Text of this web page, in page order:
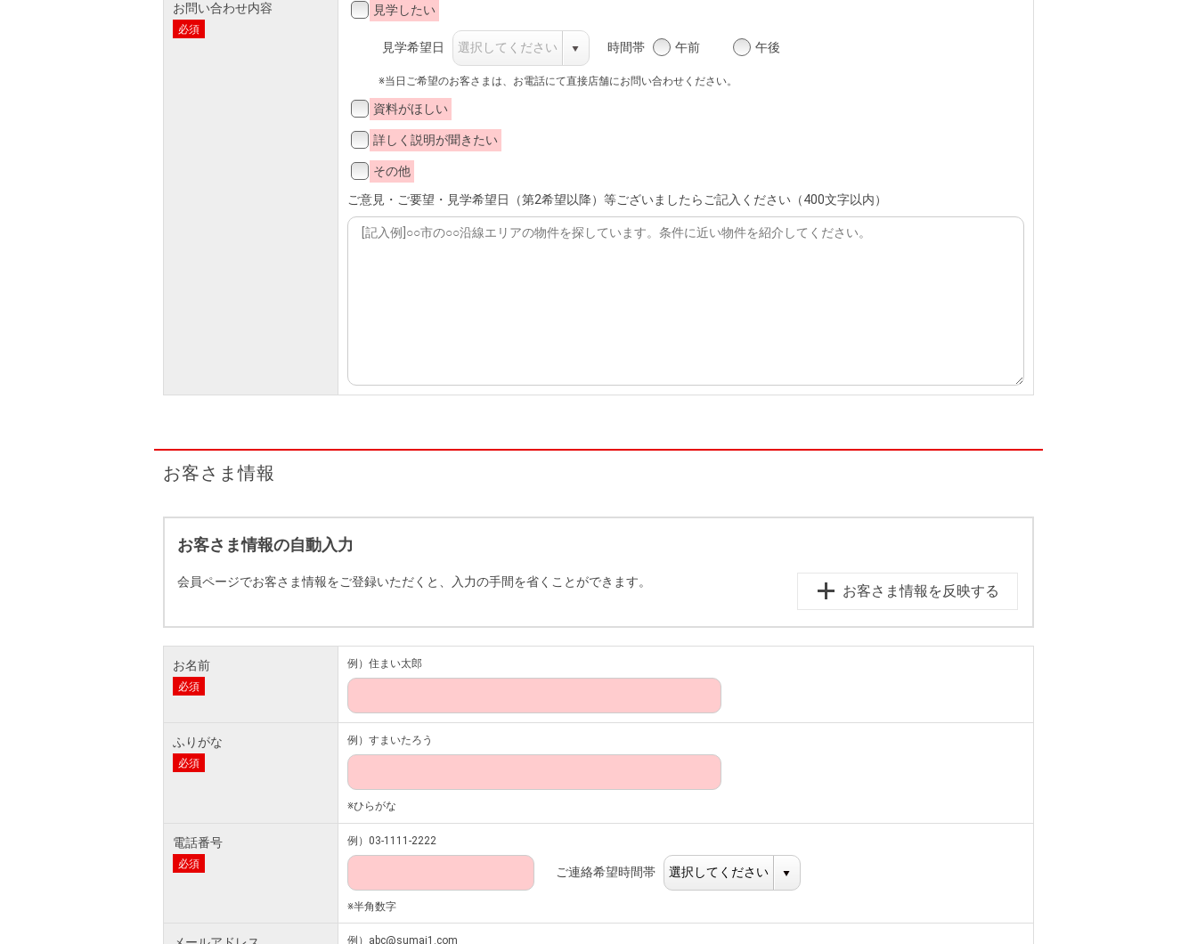
お問い合わせ内容
必須
見学したい
見学希望日 時間帯 午前 午後
※当日ご希望のお客さまは、お電話にて直接店舗にお問い合わせください。
資料がほしい
詳しく説明が聞きたい
その他
ご意見・ご要望・見学希望日（第2希望以降）等ございましたらご記入ください（400文字以内）
お客さま情報
お客さま情報の自動入力
会員ページでお客さま情報をご登録いただくと、入力の手間を省くことができます。
お客さま情報を反映する
お名前
必須
例）住まい太郎
ふりがな
必須
例）すまいたろう
※ひらがな
電話番号
必須
例）03-1111-2222
※半角数字
ご連絡希望時間帯
例）abc@sumai1.com